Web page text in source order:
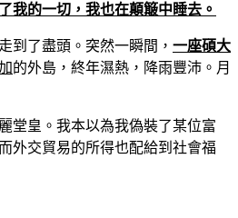
我的一切，我也在顛簸中睡去。
到了盡頭。突然一瞬間， 一座碩大
的外島，終年濕熱，降雨豐沛。月
堂皇。我本以為我偽裝了某位富
外交貿易的所得也配給到社會福